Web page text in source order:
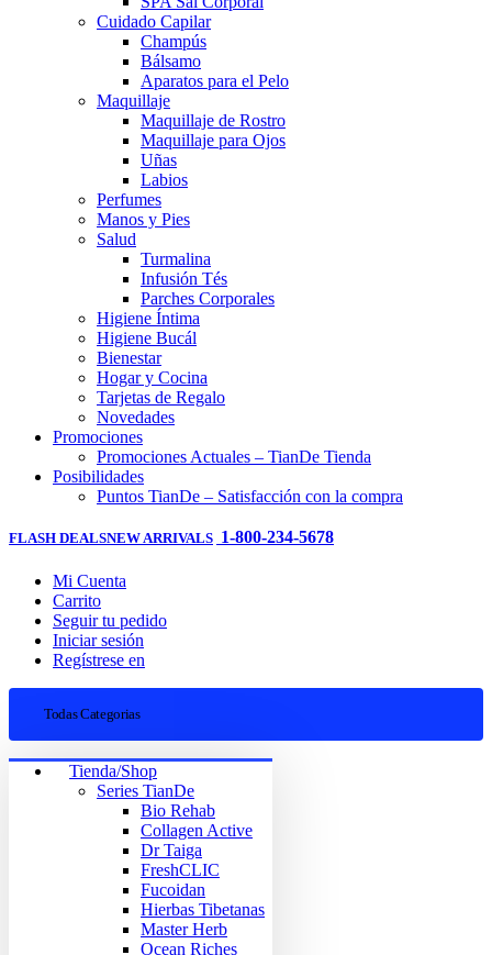
Cuidado Capilar
Champús
Bálsamo
Aparatos para el Pelo
Maquillaje
Maquillaje de Rostro
Maquillaje para Ojos
Uñas
Labios
Perfumes
Manos y Pies
Salud
Turmalina
Infusión Tés
Parches Corporales
Higiene Íntima
Higiene Bucál
Bienestar
Hogar y Cocina
Tarjetas de Regalo
Novedades
Promociones
Promociones Actuales – TianDe Tienda
Posibilidades
Puntos TianDe – Satisfacción con la compra
FLASH DEALSNEW ARRIVALS 1-800-234-5678
Mi Cuenta
Carrito
Seguir tu pedido
Iniciar sesión
Regístrese en
Todas Categorias
Tienda/Shop
Series TianDe
Bio Rehab
Collagen Active
Dr Taiga
FreshCLIC
Fucoidan
Hierbas Tibetanas
Master Herb
Ocean Riches